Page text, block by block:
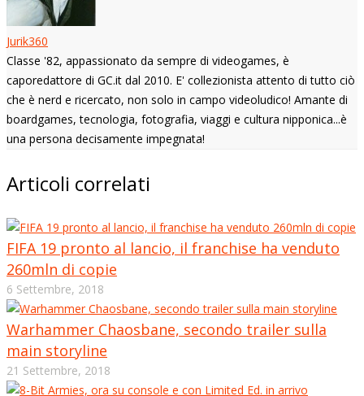
Jurik360
Classe '82, appassionato da sempre di videogames, è
caporedattore di GC.it dal 2010. E' collezionista attento di tutto ciò
che è nerd e ricercato, non solo in campo videoludico! Amante di
boardgames, tecnologia, fotografia, viaggi e cultura nipponica...è
una persona decisamente impegnata!
Articoli correlati
FIFA 19 pronto al lancio, il franchise ha venduto
260mln di copie
6 Settembre, 2018
Warhammer Chaosbane, secondo trailer sulla
main storyline
21 Settembre, 2018